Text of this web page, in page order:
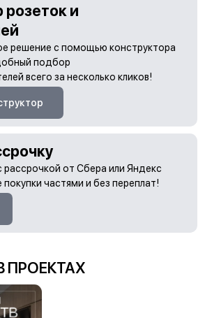
розеток и
решение с помощью конструктора
подбор
всего за несколько кликов!
рассрочкой от Сбера или Яндекс
частями и без переплат!
ПРОЕКТАХ